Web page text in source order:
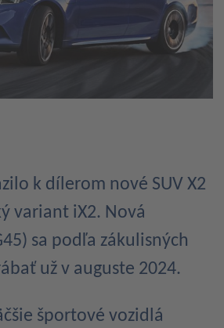
k dílerom nové SUV X2
variant iX2. Nová
sa podľa zákulisných
už v auguste 2024.
športové vozidlá